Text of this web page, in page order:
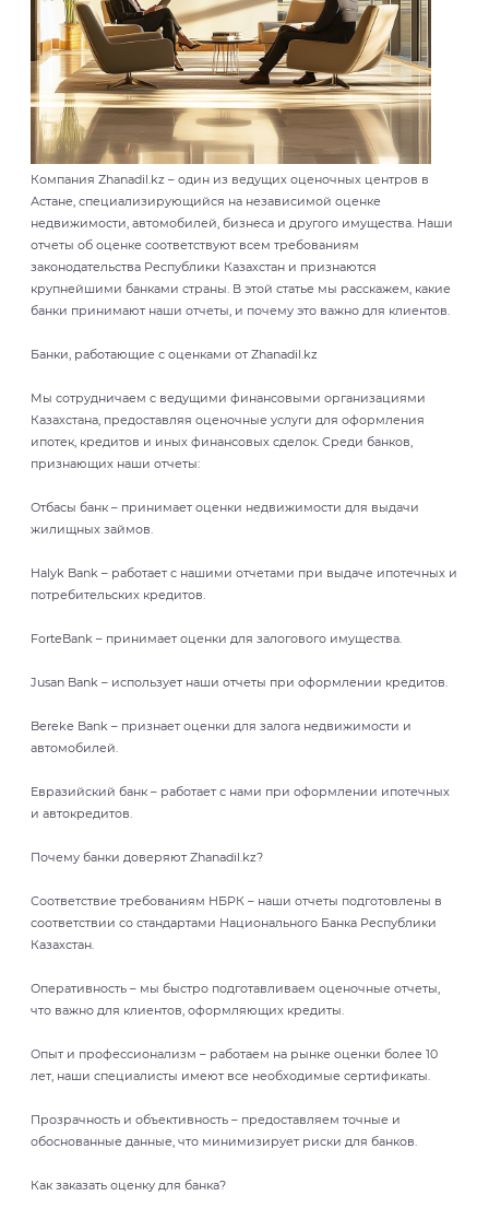
Компания Zhanadil.kz – один из ведущих оценочных центров в
Астане, специализирующийся на независимой оценке
недвижимости, автомобилей, бизнеса и другого имущества. Наши
отчеты об оценке соответствуют всем требованиям
законодательства Республики Казахстан и признаются
крупнейшими банками страны. В этой статье мы расскажем, какие
банки принимают наши отчеты, и почему это важно для клиентов.
Банки, работающие с оценками от Zhanadil.kz
Мы сотрудничаем с ведущими финансовыми организациями
Казахстана, предоставляя оценочные услуги для оформления
ипотек, кредитов и иных финансовых сделок. Среди банков,
признающих наши отчеты:
Отбасы банк – принимает оценки недвижимости для выдачи
жилищных займов.
Halyk Bank – работает с нашими отчетами при выдаче ипотечных и
потребительских кредитов.
ForteBank – принимает оценки для залогового имущества.
Jusan Bank – использует наши отчеты при оформлении кредитов.
Bereke Bank – признает оценки для залога недвижимости и
автомобилей.
Евразийский банк – работает с нами при оформлении ипотечных
и автокредитов.
Почему банки доверяют Zhanadil.kz?
Соответствие требованиям НБРК – наши отчеты подготовлены в
соответствии со стандартами Национального Банка Республики
Казахстан.
Оперативность – мы быстро подготавливаем оценочные отчеты,
что важно для клиентов, оформляющих кредиты.
Опыт и профессионализм – работаем на рынке оценки более 10
лет, наши специалисты имеют все необходимые сертификаты.
Прозрачность и объективность – предоставляем точные и
обоснованные данные, что минимизирует риски для банков.
Как заказать оценку для банка?